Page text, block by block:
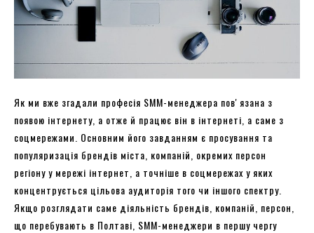
Як ми вже згадали професія SMM-менеджера повʼязана з
появою інтернету, а отже й працює він в інтернеті, а саме з
соцмережами. Основним його завданням є просування та
популяризація брендів міста, компаній, окремих персон
регіону у мережі інтернет, а точніше в соцмережах у яких
концентрується цільова аудиторія того чи іншого спектру.
Якщо розглядати саме діяльність брендів, компаній, персон,
що перебувають в Полтаві, SMM-менеджери в першу чергу